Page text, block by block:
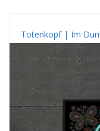
Totenkopf | Im